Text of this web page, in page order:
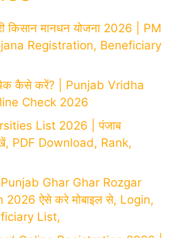
किसान मानधन योजना 2026 | PM
Registration, Beneficiary
चेक कैसे करें? | Punjab Vridha
Check 2026
List 2026 | पंजाब
देखें, PDF Download, Rank,
Ghar Ghar Rozgar
ऐसे करे मोबाइल से, Login,
List,